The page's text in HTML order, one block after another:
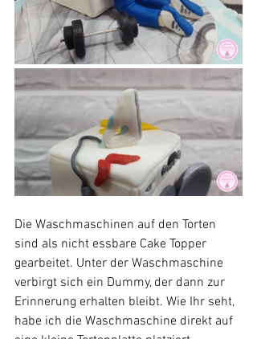
Die Waschmaschinen auf den Torten
sind als nicht essbare Cake Topper
gearbeitet. Unter der Waschmaschine
verbirgt sich ein Dummy, der dann zur
Erinnerung erhalten bleibt. Wie Ihr seht,
habe ich die Waschmaschine direkt auf